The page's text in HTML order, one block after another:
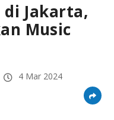
di Jakarta,
Music
4 Mar 2024